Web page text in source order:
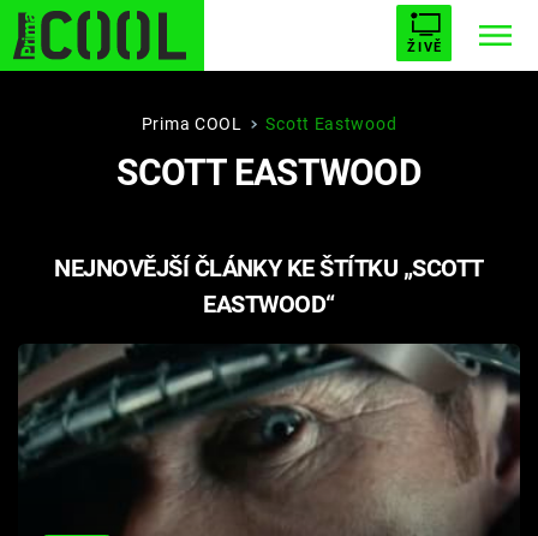
ŽIVĚ
STARHOUSE BUFFY, PŘEMOŽITELKA UPÍRŮ
PLNEJ KOTEL AVENGERS 5
Filmy
Seriály
Prima COOL Scott Eastwood
SCOTT EASTWOOD
NEJNOVĚJŠÍ ČLÁNKY KE ŠTÍTKU „SCOTT
EASTWOOD“